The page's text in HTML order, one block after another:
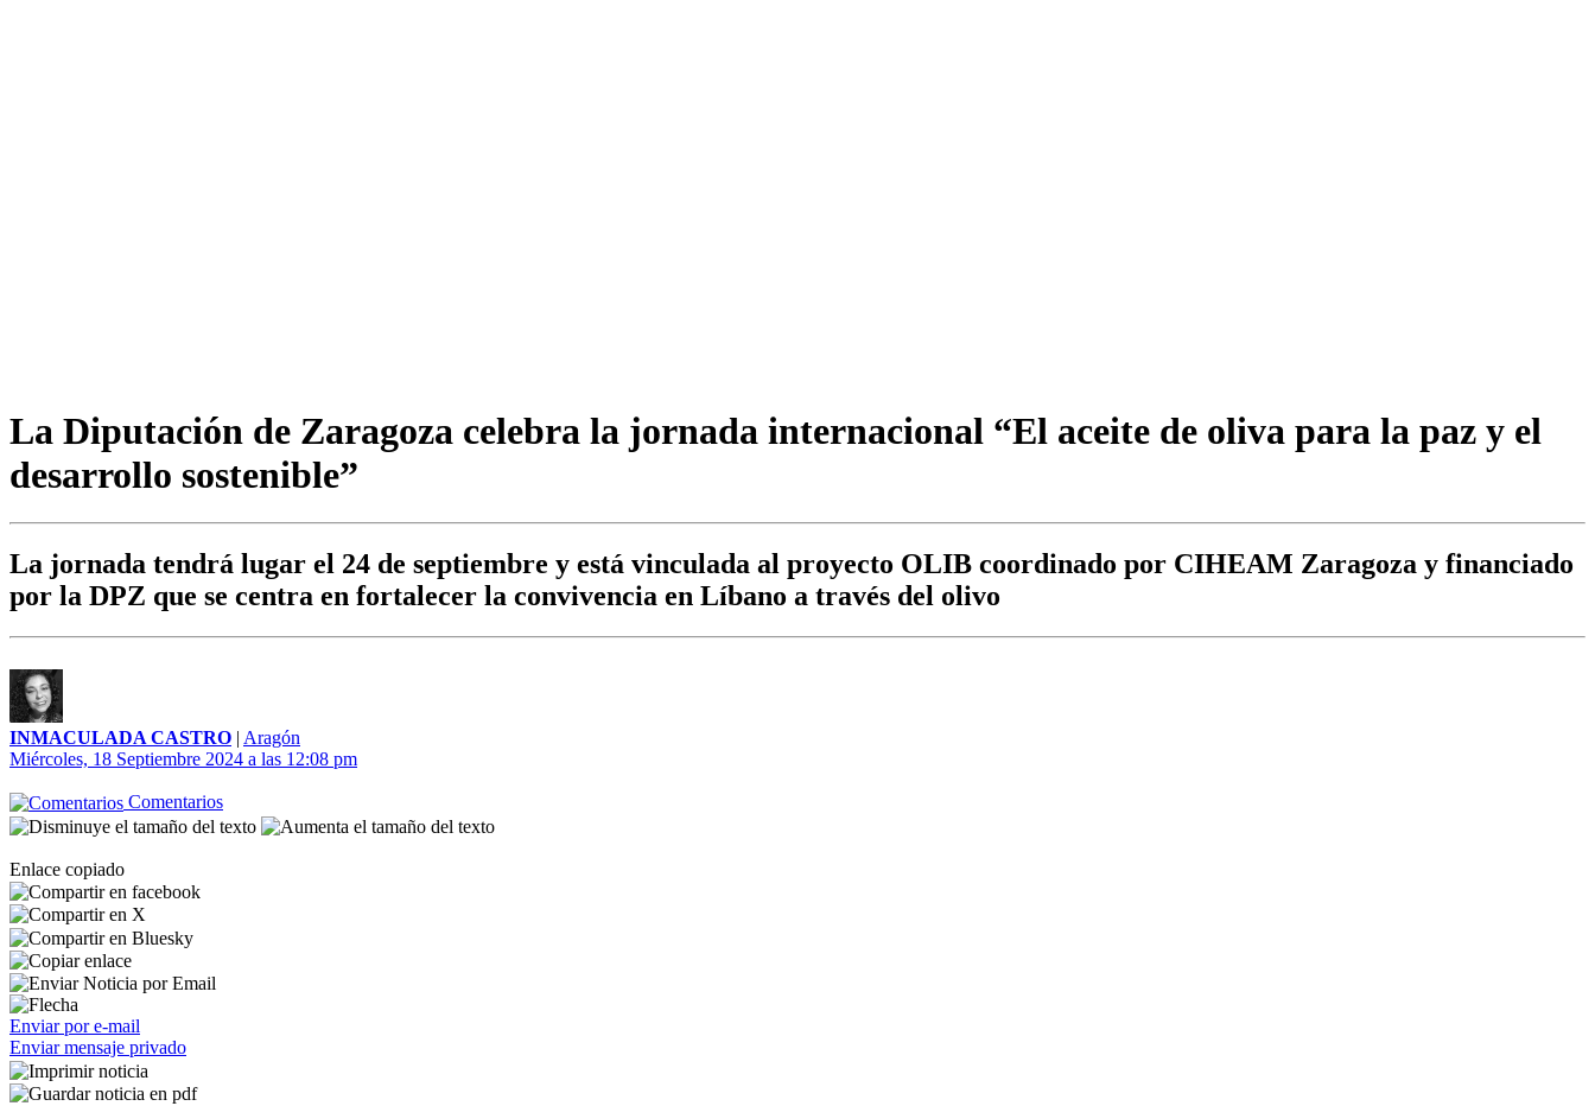
La Diputación de Zaragoza celebra la jornada internacional “El aceite de oliva para la paz y el
desarrollo sostenible”
La jornada tendrá lugar el 24 de septiembre y está vinculada al proyecto OLIB coordinado por CIHEAM Zaragoza y financiado
por la DPZ que se centra en fortalecer la convivencia en Líbano a través del olivo
INMACULADA CASTRO | Aragón
Miércoles, 18 Septiembre 2024 a las 12:08 pm
Comentarios
Enlace copiado
Enviar por e-mail
Enviar mensaje privado